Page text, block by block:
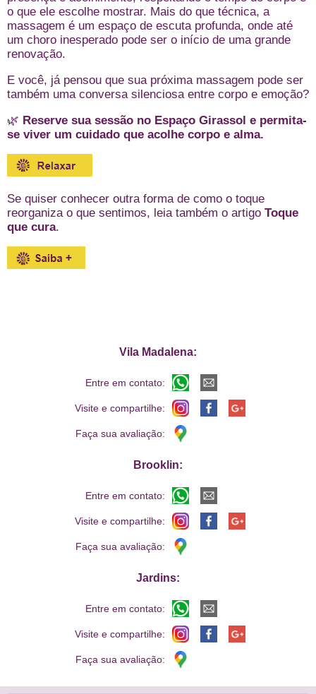
o que ele escolhe mostrar. Mais do que técnica, a
massagem é um espaço de escuta profunda, onde até
um choro inesperado pode ser o início de uma grande
renovação.
E você, já pensou que sua próxima massagem pode ser
também uma conversa silenciosa entre corpo e emoção?
🌿 Reserve sua sessão no Espaço Girassol e permita-
se viver um cuidado que acolhe corpo e alma.
Se quiser conhecer outra forma de como o toque
reorganiza o que sentimos, leia também o artigo Toque
que cura.
Vila Madalena:
Entre em contato:
Visite e compartilhe:
Faça sua avaliação:
Brooklin:
Entre em contato:
Visite e compartilhe:
Faça sua avaliação:
Jardins:
Entre em contato:
Visite e compartilhe:
Faça sua avaliação: